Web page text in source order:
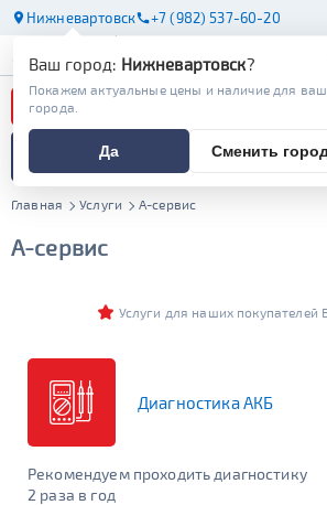
Нижневартовск +7 (982) 537-60-20
АКБ
ПОДБОР АККУМУЛЯТОРА
СПЕЦИАЛИСТОМ
Главная Услуги А-сервис
А-сервис
Услуги для наших покупателей
Диагностика АКБ
Рекомендуем проходить диагностику
2 раза в год
Ваш город: Нижневартовск?
Покажем актуальные цены и наличие для
города.
Да Сменить